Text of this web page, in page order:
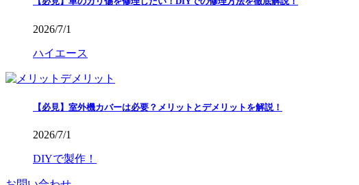
2026/7/1
ハイエース
【必見】室外機カバーは必要？メリットとデメリットを解説！
2026/7/1
DIYで製作！